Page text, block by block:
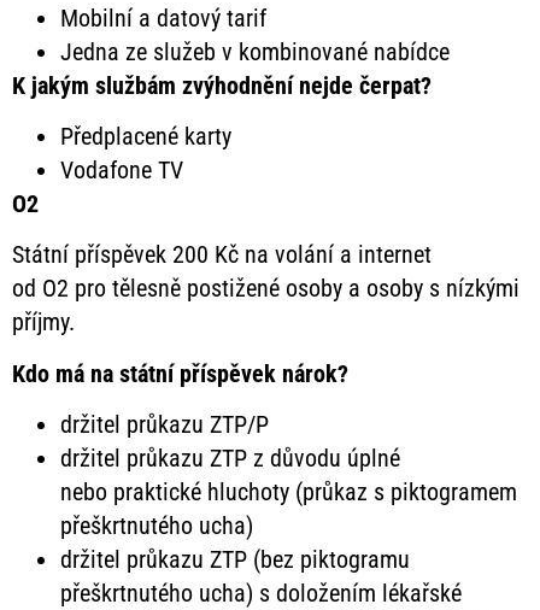
Mobilní a datový tarif
Jedna ze služeb v kombinované nabídce
K jakým službám zvýhodnění nejde čerpat?
Předplacené karty
Vodafone TV
O2
Státní příspěvek 200 Kč na volání a internet
od O2 pro tělesně postižené osoby a osoby s nízkými
příjmy.
Kdo má na státní příspěvek nárok?
držitel průkazu ZTP/P
držitel průkazu ZTP z důvodu úplné
nebo praktické hluchoty (průkaz s piktogramem
přeškrtnutého ucha)
držitel průkazu ZTP (bez piktogramu
přeškrtnutého ucha) s doložením lékařské